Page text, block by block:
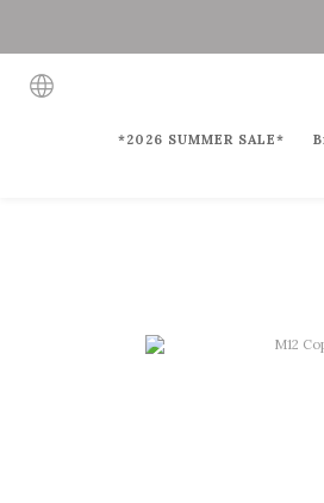
*2026 SUMMER SALE*